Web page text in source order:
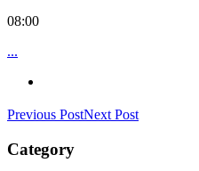
08:00
...
Previous PostNext Post
Category